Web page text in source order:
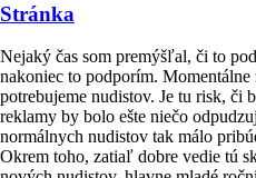
Stránka
Nejaký čas som premýšľal, či to
nakoniec to podporím.
potrebujeme nudistov. Je tu risk, či
reklamy by bolo ešte niečo
normálnych nudistov tak málo
Okrem toho, zatiaľ dobre vedie tú